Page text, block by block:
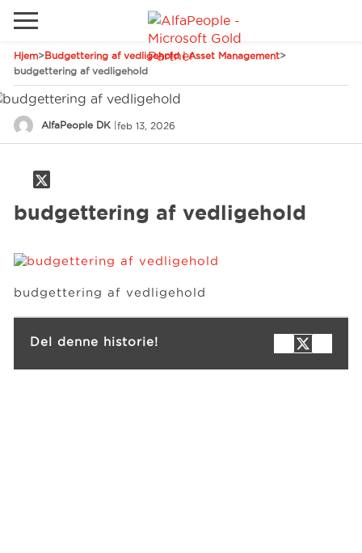
Hjem>Budgettering af vedligehold i Asset Management>
budgettering af vedligehold
AlfaPeople DK |feb 13, 2026
budgettering af vedligehold
budgettering af vedligehold
Del denne historie!
Services
Ring Email
Gå til det lokale websted
Global
Canada
Tyskland